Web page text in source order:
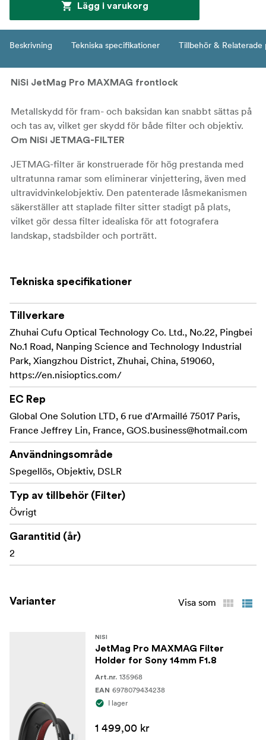
Lägg i varukorg
Beskrivning Tekniska specifikationer Tillbehör & Relaterade
NiSi JetMag Pro MAXMAG frontlock
Metallskydd för fram- och baksidan kan snabbt sättas på
och tas av, vilket ger skydd för både filter och objektiv.
Om NiSi JETMAG-FILTER
JETMAG-filter är konstruerade för hög prestanda med
ultratunna ramar som eliminerar vinjettering, även med
ultravidvinkelobjektiv. Den patenterade låsmekanismen
säkerställer att staplade filter sitter stadigt på plats,
vilket gör dessa filter idealiska för att fotografera
landskap, stadsbilder och porträtt.
Snabb magnetisk fastsättning:
sparar tid i snabba fotograferingssituationer.
Stabil låsmekanism: Den patenterade låsdesignen
håller filtren på plats, även när flera filter staplas i
dynamiska miljöer.
Ultratunna ramar: Förhindrar vinjettering på
vidvinkelobjektiv, vilket möjliggör skarpa, klara
bilder utan kantförvrängning.
Färgkodade handtag: Varje filtertyp har ett
färgkodat handtag för enkel identifiering och snabb
åtkomst till rätt filter.
Stärk din kreativa process med NiSi JETMAG-filter –
konstruerade för snabbhet, precision och hållbarhet.
Vad finns i förpackningen:
Tekniska specifikationer
Tillverkare
Zhuhai Cufu Optical Technology Co. Ltd., No.22, Pingbei
No.1 Road, Nanping Science and Technology Industrial
Park, Xiangzhou District, Zhuhai, China, 519060,
https://en.nisioptics.com/
EC Rep
Global One Solution LTD, 6 rue d'Armaillé 75017 Paris,
France Jeffrey Lin, France, GOS.business@hotmail.com
Användningsområde
Spegellös, Objektiv, DSLR
Typ av tillbehör (Filter)
Övrigt
Garantitid (år)
2
Varianter Visa som
NISI
JetMag Pro MAXMAG Filter
Holder for Sony 14mm F1.8
Art.nr. 135968
EAN 6978079434238
I lager
1 499,00 kr